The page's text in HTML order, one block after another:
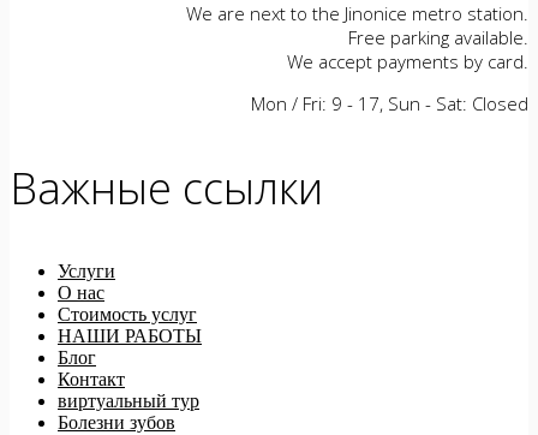
We are next to the Jinonice metro station.
Free parking available.
We accept payments by card.
Mon / Fri: 9 - 17, Sun - Sat: Closed
Важные ссылки
Услуги
О нас
Стоимость услуг
НАШИ РАБОТЫ
Блог
Контакт
виртуальный тур
Болезни зубов